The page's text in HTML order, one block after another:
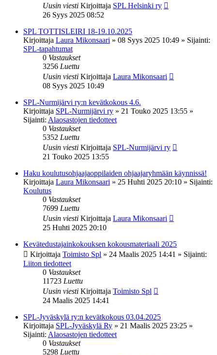
Uusin viesti Kirjoittaja SPL Helsinki ry
26 Syys 2025 08:52
SPL TOTTISLEIRI 18-19.10.2025
Kirjoittaja Laura Mikonsaari » 08 Syys 2025 10:49 » Sijainti:
SPL-tapahtumat
0 Vastaukset
3256 Luettu
Uusin viesti Kirjoittaja Laura Mikonsaari
08 Syys 2025 10:49
SPL-Nurmijärvi ry:n kevätkokous 4.6.
Kirjoittaja SPL-Nurmijärvi ry » 21 Touko 2025 13:55 »
Sijainti: Alaosastojen tiedotteet
0 Vastaukset
5352 Luettu
Uusin viesti Kirjoittaja SPL-Nurmijärvi ry
21 Touko 2025 13:55
Haku koulutusohjaajaoppilaiden ohjaajaryhmään käynnissä!
Kirjoittaja Laura Mikonsaari » 25 Huhti 2025 20:10 » Sijainti:
Koulutus
0 Vastaukset
7699 Luettu
Uusin viesti Kirjoittaja Laura Mikonsaari
25 Huhti 2025 20:10
Kevätedustajainkokouksen kokousmateriaali 2025
Kirjoittaja Toimisto Spl » 24 Maalis 2025 14:41 » Sijainti:
Liiton tiedotteet
0 Vastaukset
11723 Luettu
Uusin viesti Kirjoittaja Toimisto Spl
24 Maalis 2025 14:41
SPL-Jyväskylä ry:n kevätkokous 03.04.2025
Kirjoittaja SPL-Jyväskylä Ry » 21 Maalis 2025 23:25 »
Sijainti: Alaosastojen tiedotteet
0 Vastaukset
5298 Luettu